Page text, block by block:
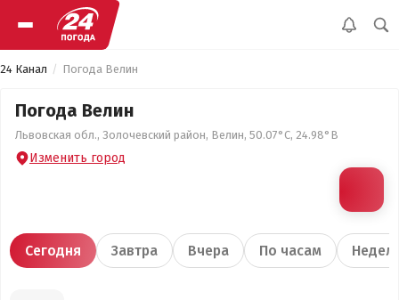
24 Канал Погода Велин
Погода Велин
Львовская обл., Золочевский район, Велин, 50.07°С, 24.98°В
Изменить город
Сегодня Завтра Вчера По часам